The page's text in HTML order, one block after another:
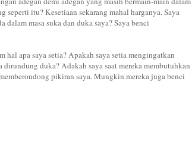
itu? Kesetiaan sekarang mahal harganya. Saya
dalam masa suka dan duka saya? Saya benci
hal apa saya setia? Apakah saya setia mengingatkan
duka? Adakah saya saat mereka membutuhkan
pikiran saya. Mungkin mereka juga benci